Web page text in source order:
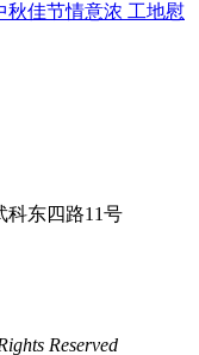
秋佳节情意浓 工地慰
科东四路11号
Reserved